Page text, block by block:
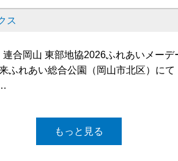
ス
合岡山 東部地協2026ふれあいメー
ふれあい総合公園（岡山市北区）に
もっと見る